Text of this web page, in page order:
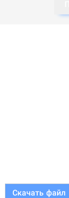
Скачать файл